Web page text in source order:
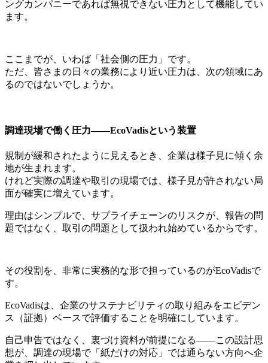
ングカンパニーであれば無視できない圧力として機能してい
ます。
ここまでが、いわば「社会側の圧力」です。
ただ、皆さまの日々の業務により近い圧力は、次の領域にあ
るのではないでしょうか。
調達現場で働く圧力――EcoVadisという装置
規制が緩和されたように見えるとき、企業は様子見に傾く余
地が生まれます。
けれど実際の調達や取引の現場では、様子見が許されない局
面が確実に増えています。
理由はシンプルで、サプライチェーンのリスクが、報告の問
題ではなく、取引の問題として扱われ始めているからです。
その役割を、非常に実務的な形で担っているのがEcoVadisで
す。
EcoVadisは、企業のサステナビリティの取り組みをエビデン
ス（証拠）ベースで評価することを明確にしています。
自己申告ではなく、裏づけ資料が前提になる――この設計思
想が、調達の現場で「紙だけの対応」では通らない方向へ企